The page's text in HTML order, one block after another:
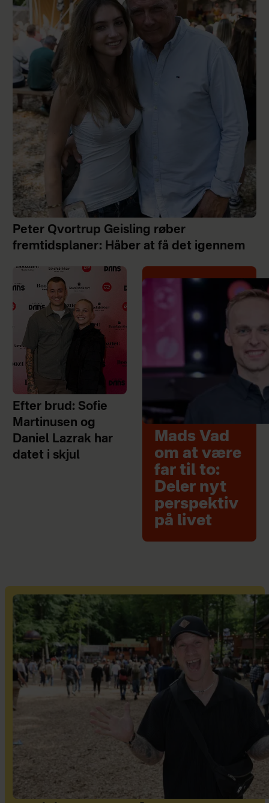
Peter Qvortrup Geisling røber
fremtidsplaner: Håber at få det igennem
Efter brud: Sofie
Martinusen og
Daniel Lazrak har
datet i skjul
Mads Vad
om at være
far til to:
Deler nyt
perspektiv
på livet